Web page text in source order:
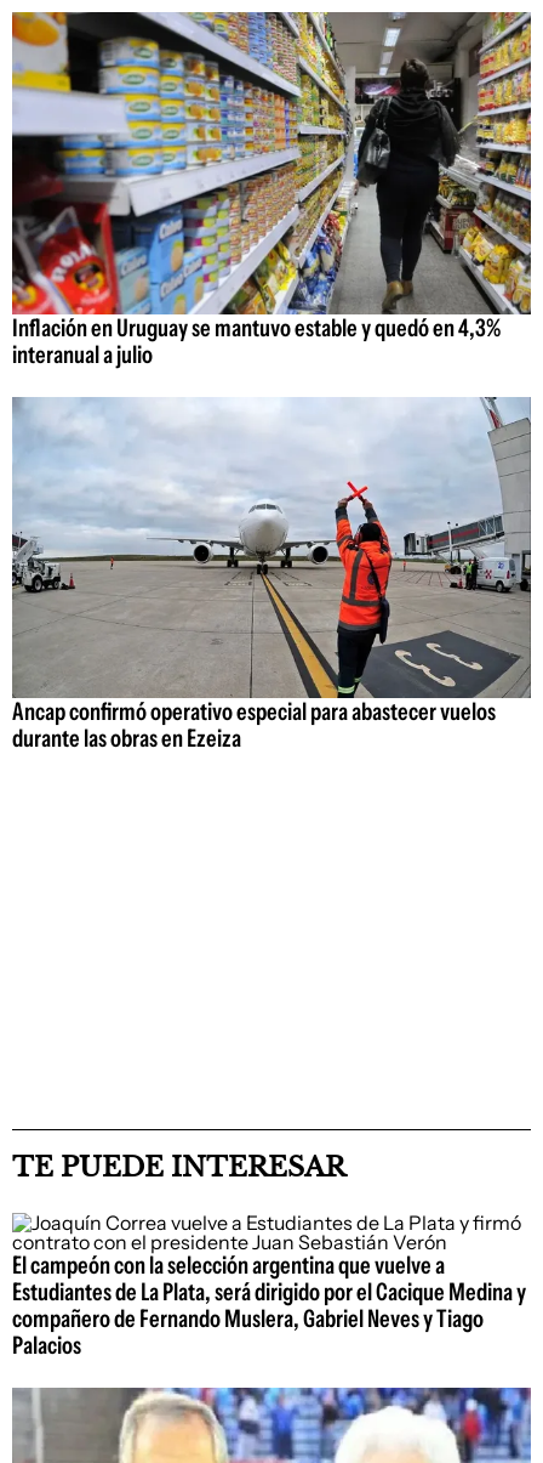
Inflación en Uruguay se mantuvo estable y quedó en 4,3%
interanual a julio
Ancap confirmó operativo especial para abastecer vuelos
durante las obras en Ezeiza
TE PUEDE INTERESAR
El campeón con la selección argentina que vuelve a
Estudiantes de La Plata, será dirigido por el Cacique Medina y
compañero de Fernando Muslera, Gabriel Neves y Tiago
Palacios